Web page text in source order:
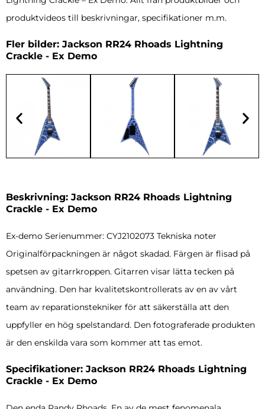
produktvideos till beskrivningar, specifikationer m.m.
Fler bilder: Jackson RR24 Rhoads Lightning
Crackle - Ex Demo
Beskrivning: Jackson RR24 Rhoads Lightning
Crackle - Ex Demo
Ex-demo Serienummer: CYJ2102073 Tekniska noter
Originalförpackningen är något skadad. Färgen är flisad på
spetsen av gitarrkroppen. Gitarren visar lätta tecken på
användning. Den har kvalitetskontrollerats av en av vårt
team av reparationstekniker för att säkerställa att den
uppfyller en hög spelstandard. Den fotograferade produkten
är den enskilda vara som kommer att tas emot.
Specifikationer: Jackson RR24 Rhoads Lightning
Crackle - Ex Demo